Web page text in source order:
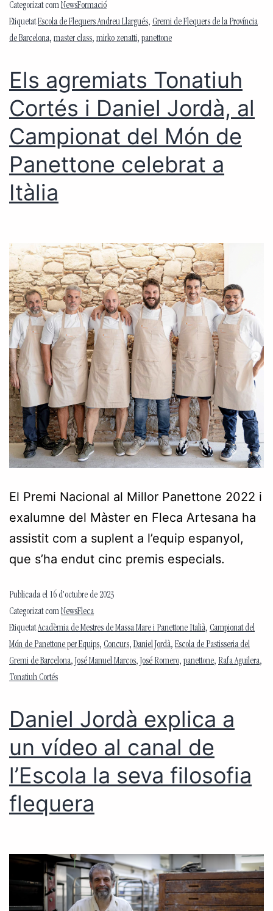
Categorizat comNewsFormació
EtiquetatEscola de Flequers Andreu Llargués, Gremi de Flequers de la Província
de Barcelona, master class, mirko zenatti, panettone
Els agremiats Tonatiuh
Cortés i Daniel Jordà, al
Campionat del Món de
Panettone celebrat a
Itàlia
El Premi Nacional al Millor Panettone 2022 i
exalumne del Màster en Fleca Artesana ha
assistit com a suplent a l’equip espanyol,
que s’ha endut cinc premis especials.
Publicada el 16 d'octubre de 2023
Categorizat comNewsFleca
EtiquetatAcadèmia de Mestres de Massa Mare i Panettone Italià, Campionat del
Món de Panettone per Equips, Concurs, Daniel Jordà, Escola de Pastisseria del
Gremi de Barcelona, José Manuel Marcos, José Romero, panettone, Rafa Aguilera,
Tonatiuh Cortés
Daniel Jordà explica a
un vídeo al canal de
l’Escola la seva filosofia
flequera